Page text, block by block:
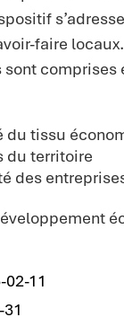
faire
comprises
du tissu
du territoire
des
02-11